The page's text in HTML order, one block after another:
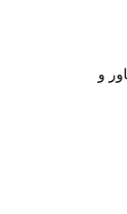
و